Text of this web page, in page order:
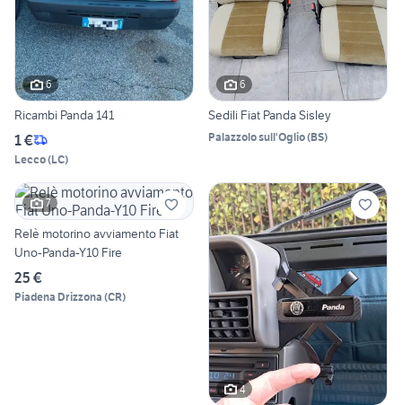
6
Ricambi Panda 141
1 €
Lecco(LC)
6
Sedili Fiat Panda Sisley
Palazzolo sull'Oglio(BS)
7
Relè motorino avviamento Fiat
Uno-Panda-Y10 Fire
25 €
Piadena Drizzona (CR)
4